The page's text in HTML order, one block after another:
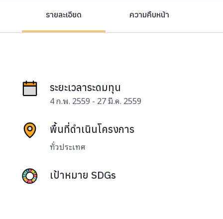
รายละเอียด ความคืบหน้า
ระยะเวลาระดมทุน
4 ก.พ. 2559 - 27 มี.ค. 2559
พื้นที่ดำเนินโครงการ
ทั่วประเทศ
เป้าหมาย SDGs